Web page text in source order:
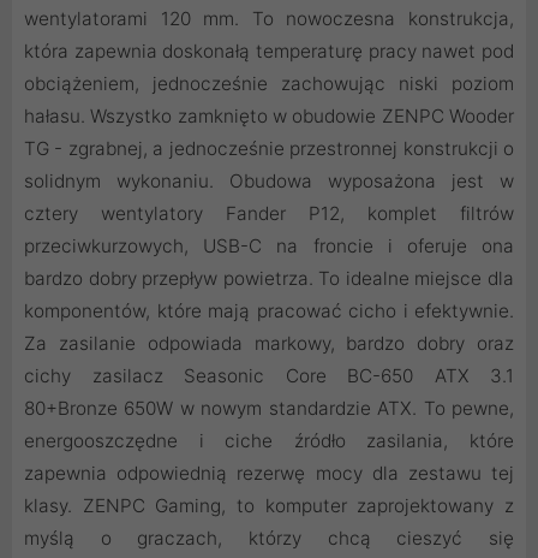
wentylatorami 120 mm. To nowoczesna konstrukcja,
która zapewnia doskonałą temperaturę pracy nawet pod
obciążeniem, jednocześnie zachowując niski poziom
hałasu. Wszystko zamknięto w obudowie ZENPC Wooder
TG - zgrabnej, a jednocześnie przestronnej konstrukcji o
solidnym wykonaniu. Obudowa wyposażona jest w
cztery wentylatory Fander P12, komplet filtrów
przeciwkurzowych, USB-C na froncie i oferuje ona
bardzo dobry przepływ powietrza. To idealne miejsce dla
komponentów, które mają pracować cicho i efektywnie.
Za zasilanie odpowiada markowy, bardzo dobry oraz
cichy zasilacz Seasonic Core BC-650 ATX 3.1
80+Bronze 650W w nowym standardzie ATX. To pewne,
energooszczędne i ciche źródło zasilania, które
zapewnia odpowiednią rezerwę mocy dla zestawu tej
klasy. ZENPC Gaming, to komputer zaprojektowany z
myślą o graczach, którzy chcą cieszyć się